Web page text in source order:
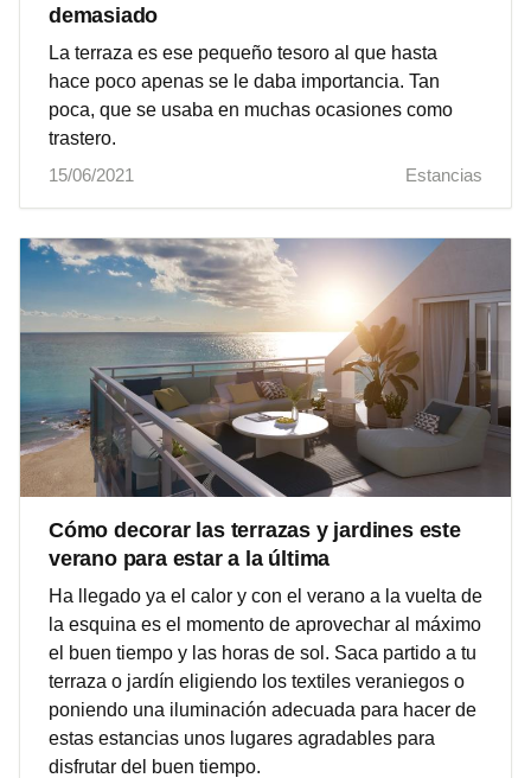
demasiado
La terraza es ese pequeño tesoro al que hasta
hace poco apenas se le daba importancia. Tan
poca, que se usaba en muchas ocasiones como
trastero.
15/06/2021
Estancias
Cómo decorar las terrazas y jardines este
verano para estar a la última
Ha llegado ya el calor y con el verano a la vuelta de
la esquina es el momento de aprovechar al máximo
el buen tiempo y las horas de sol. Saca partido a tu
terraza o jardín eligiendo los textiles veraniegos o
poniendo una iluminación adecuada para hacer de
estas estancias unos lugares agradables para
disfrutar del buen tiempo.